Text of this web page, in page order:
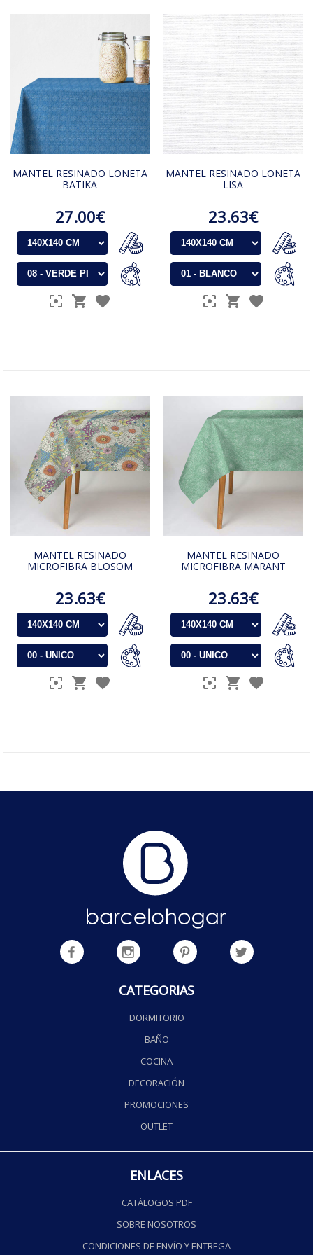
MANTEL RESINADO LONETA
BATIKA
27.00€
MANTEL RESINADO LONETA
LISA
23.63€
MANTEL RESINADO
MICROFIBRA BLOSOM
23.63€
MANTEL RESINADO
MICROFIBRA MARANT
23.63€
CATEGORIAS
DORMITORIO
BAÑO
COCINA
DECORACIÓN
PROMOCIONES
OUTLET
ENLACES
CATÁLOGOS PDF
SOBRE NOSOTROS
CONDICIONES DE ENVÍO Y ENTREGA